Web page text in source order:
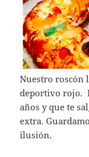
Nuestro roscón
deportivo rojo.
años y que te
extra.
ilusión.